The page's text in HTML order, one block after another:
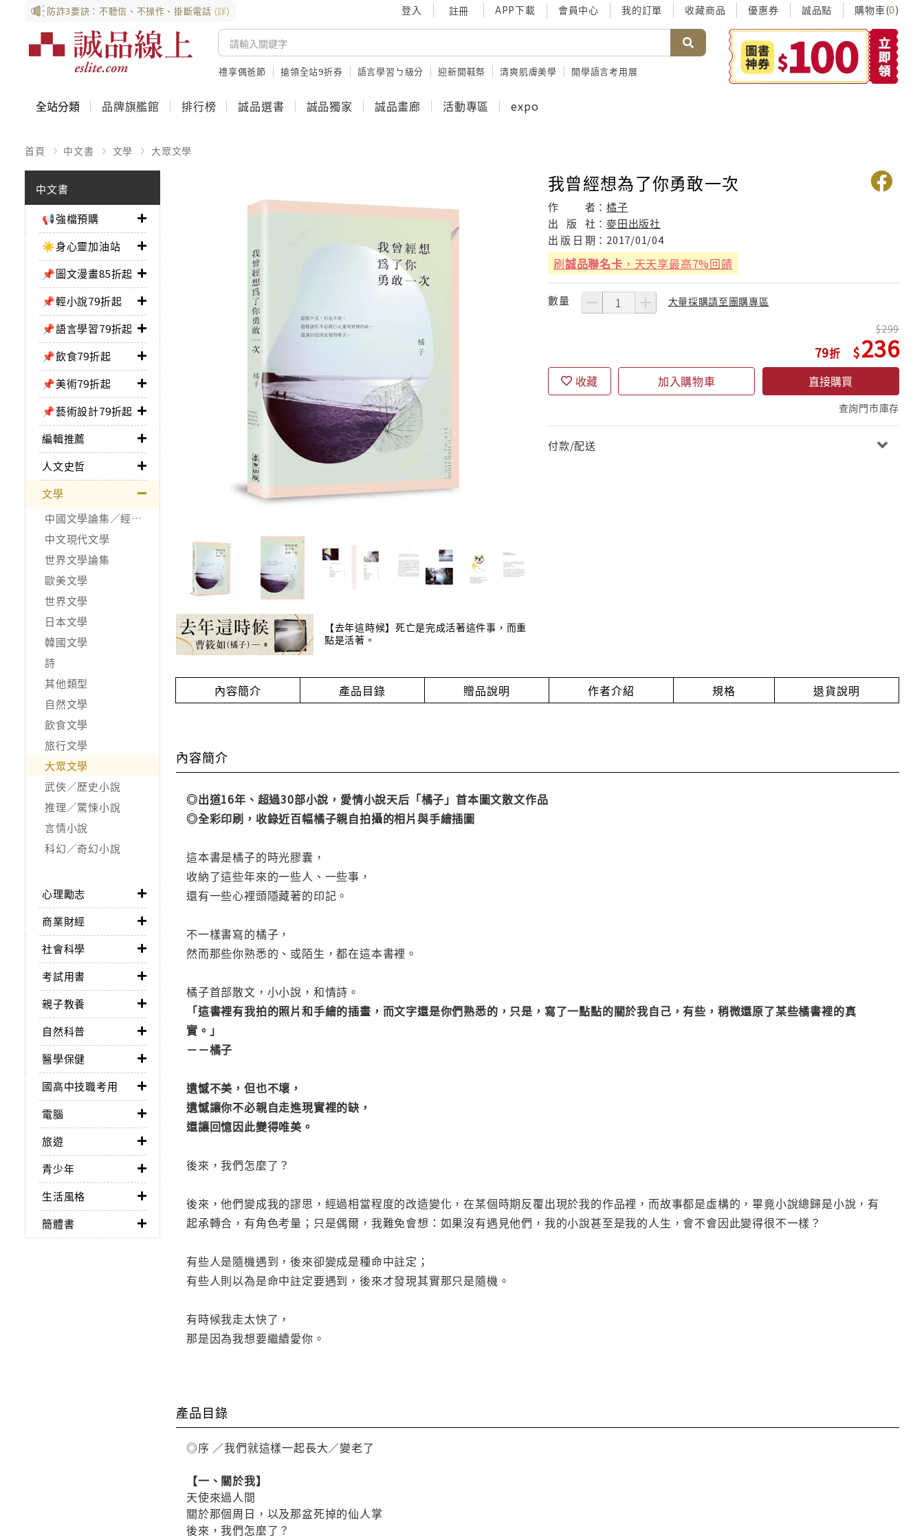
防詐3要訣：不聽信、不操作、掛斷電話 (詳) 登入 註冊 APP下載 會員中心 我的訂單 收藏商品 優惠券 誠品點 購物車(0)
禮享偶爸節 搶領全站9折券 語言學習ㄅ級分 迎新開鞋祭 清爽肌膚美學 開學語言考用展
全站分類 品牌旗艦館 排行榜 誠品選書 誠品獨家 誠品畫廊 活動專區 expo
首頁 中文書 文學 大眾文學
中文書
📢強檔預購
☀️身心靈加油站
📌圖文漫畫85折起
📌輕小說79折起
📌語言學習79折起
📌飲食79折起
📌美術79折起
📌藝術設計79折起
編輯推薦
人文史哲
文學
中國文學論集／經典作品
中文現代文學
世界文學論集
歐美文學
世界文學
日本文學
韓國文學
詩
其他類型
自然文學
飲食文學
旅行文學
大眾文學
武俠／歷史小說
推理／驚悚小說
言情小說
科幻／奇幻小說
心理勵志
商業財經
社會科學
考試用書
親子教養
自然科普
醫學保健
國高中技職考用
電腦
旅遊
青少年
生活風格
簡體書
【去年這時候】死亡是完成活著這件事，而重
點是活著。
我曾經想為了你勇敢一次
作 者：橘子
出
版 社：麥田出版社
出 版 日 期： 2017/01/04
刷誠品聯名卡 ，天天享最高7%回饋
數量 大量採購請至團購專區
79
299
236
收藏 加入購物車 直接購買
查詢門市庫存
付款/配送
內容簡介 產品目錄 贈品說明 作者介紹 規格 退貨說明
內容簡介
◎出道16年、超過30部小說，愛情小說天后「橘子」首本圖文散文作品
◎全彩印刷，收錄近百幅橘子親自拍攝的相片與手繪插圖
這本書是橘子的時光膠囊，
收納了這些年來的一些人、一些事，
還有一些心裡頭隱藏著的印記。
不一樣書寫的橘子，
然而那些你熟悉的、或陌生，都在這本書裡。
橘子首部散文，小小說，和情詩。
「這書裡有我拍的照片和手繪的插畫，而文字還是你們熟悉的，只是，寫了一點點的關於我自己，有些，稍微還原了某些橘書裡的真
實。」
－－橘子
遺憾不美，但也不壞，
遺憾讓你不必親自走進現實裡的缺，
還讓回憶因此變得唯美。
後來，我們怎麼了？
後來，他們變成我的謬思，經過相當程度的改造變化，在某個時期反覆出現於我的作品裡，而故事都是虛構的，畢竟小說總歸是小說，有
起承轉合，有角色考量；只是偶爾，我難免會想：如果沒有遇見他們，我的小說甚至是我的人生，會不會因此變得很不一樣？
有些人是隨機遇到，後來卻變成是種命中註定；
有些人則以為是命中註定要遇到，後來才發現其實那只是隨機。
有時候我走太快了，
那是因為我想要繼續愛你。
產品目錄
◎序 ／我們就這樣一起長大／變老了
【一、關於我】
天使來過人間
關於那個周日，以及那盆死掉的仙人掌
後來，我們怎麼了？